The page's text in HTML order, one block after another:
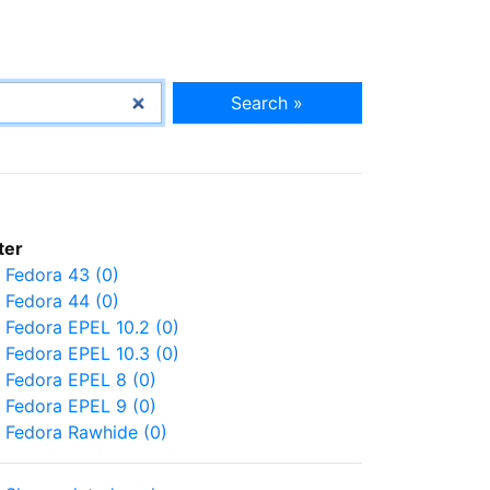
Search »
Fedora 43 (0)
Fedora 44 (0)
Fedora EPEL 10.2 (0)
Fedora EPEL 10.3 (0)
Fedora EPEL 8 (0)
Fedora EPEL 9 (0)
Fedora Rawhide (0)